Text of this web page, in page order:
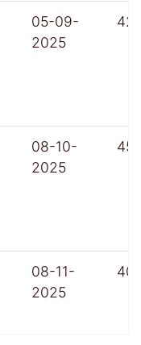
05-09-
2025
08-10-
2025
08-11-
2025